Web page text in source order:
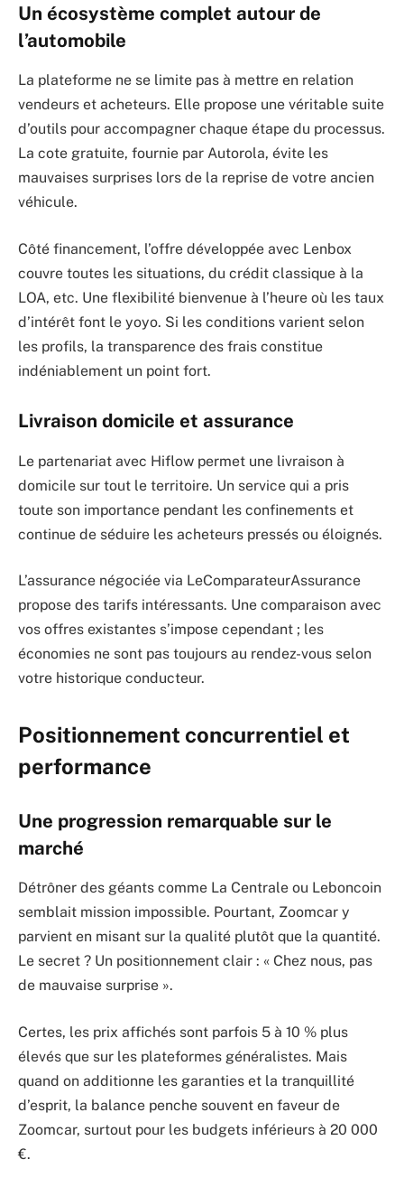
Un écosystème complet autour de
l’automobile
La plateforme ne se limite pas à mettre en relation
vendeurs et acheteurs. Elle propose une véritable suite
d’outils pour accompagner chaque étape du processus.
La cote gratuite, fournie par Autorola, évite les
mauvaises surprises lors de la reprise de votre ancien
véhicule.
Côté financement, l’offre développée avec Lenbox
couvre toutes les situations, du crédit classique à la
LOA, etc. Une flexibilité bienvenue à l’heure où les taux
d’intérêt font le yoyo. Si les conditions varient selon
les profils, la transparence des frais constitue
indéniablement un point fort.
Livraison domicile et assurance
Le partenariat avec Hiflow permet une livraison à
domicile sur tout le territoire. Un service qui a pris
toute son importance pendant les confinements et
continue de séduire les acheteurs pressés ou éloignés.
L’assurance négociée via LeComparateurAssurance
propose des tarifs intéressants. Une comparaison avec
vos offres existantes s’impose cependant ; les
économies ne sont pas toujours au rendez-vous selon
votre historique conducteur.
Positionnement concurrentiel et
performance
Une progression remarquable sur le
marché
Détrôner des géants comme La Centrale ou Leboncoin
semblait mission impossible. Pourtant, Zoomcar y
parvient en misant sur la qualité plutôt que la quantité.
Le secret ? Un positionnement clair : « Chez nous, pas
de mauvaise surprise ».
Certes, les prix affichés sont parfois 5 à 10 % plus
élevés que sur les plateformes généralistes. Mais
quand on additionne les garanties et la tranquillité
d’esprit, la balance penche souvent en faveur de
Zoomcar, surtout pour les budgets inférieurs à 20 000
€.